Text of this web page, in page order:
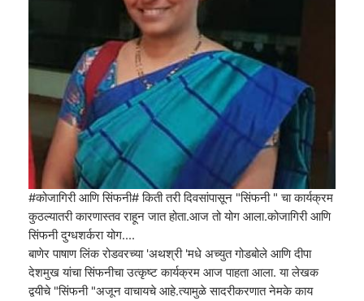
#कोजागिरी आणि सिंफनी# किती तरी दिवसांपासून "सिंफनी " चा कार्यक्रम
कुठल्यातरी कारणास्तव राहून जात होता.आज तो योग आला.कोजागिरी आणि
सिंफनी दुग्धशर्करा योग....
बाणेर पाषाण लिंक रोडवरच्या 'अथश्री 'मधे अच्युत गोडबोले आणि दीपा
देशमुख यांचा सिंफनीचा उत्कृष्ट कार्यक्रम आज पाहता आला. या लेखक
द्वयीचे "सिंफनी "अजून वाचायचे आहे.त्यामुळे सादरीकरणात नेमके काय